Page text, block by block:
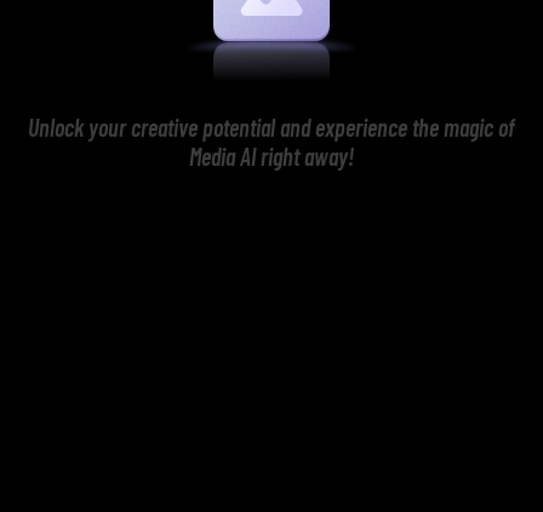
Unlock your creative potential and experience the magic of
Media AI right away!